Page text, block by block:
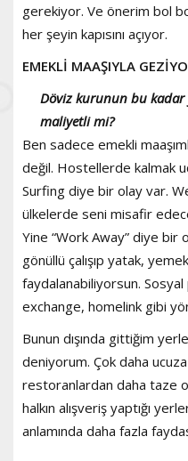
gerekiyor. Ve önerim bol
her şeyin kapısını açıyor.
EMEKLİ MAAŞIYLA
Döviz kurunun bu kadar
maliyetli mi?
Ben sadece emekli
değil. Hostellerde kalmak
Surfing diye bir olay var.
ülkelerde seni misafir
Yine “Work Away” diye bir
gönüllü çalışıp yatak,
faydalanabiliyorsun.
exchange, homelink gibi
Bunun dışında gittiğim
deniyorum. Çok daha
restoranlardan daha taze
halkın alışveriş yaptığı
anlamında daha fazla